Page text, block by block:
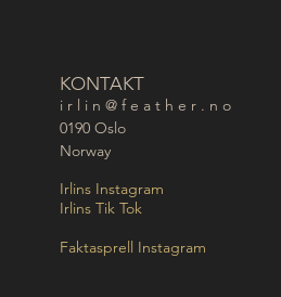
KONTAKT
i r l i n @ f e a t h e r . n o
0190 Oslo
Norway
Irlins Instagram
Irlins Tik Tok
Faktasprell Instagram